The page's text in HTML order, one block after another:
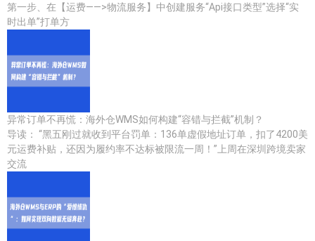
第一步、在【运费——>物流服务】中创建服务“Api接口类型”选择“实
时出单”打单方
异常订单不再慌：海外仓WMS如何构建“容错与拦截”机制？
导读： “黑五刚过就收到平台罚单：136单虚假地址订单，扣了4200美
元运费补贴，还因为履约率不达标被限流一周！”上周在深圳跨境卖家
交流